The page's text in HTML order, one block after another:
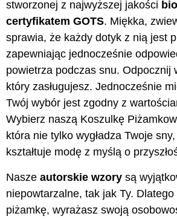
stworzonej z najwyższej jakości
certyfikatem GOTS. Miękka,
sprawia, że każdy dotyk z nią jest
zapewniając jednocześnie
powietrza podczas snu. Odpocznij
który zasługujesz. Jednocześnie
Twój wybór jest zgodny z
Wybierz naszą Koszulkę
która nie tylko wygładza Twoje
kształtuje modę z myślą o
Nasze autorskie wzory są
niepowtarzalne, tak jak Ty.
piżamkę, wyrażasz swoją